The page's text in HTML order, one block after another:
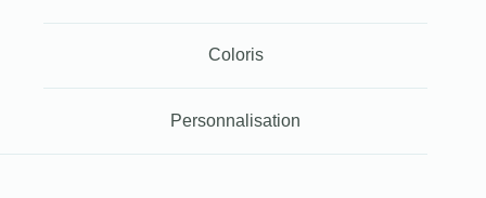
Coloris
Personnalisation